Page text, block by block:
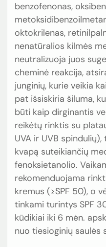
benzofenonas,
oktokrilenas,
nenatūralios kilmės
neutralizuoja juos
cheminė reakcija,
junginių, kurie veikia
pat išsiskiria šiluma,
būti kaip dirginantis
reikėtų rinktis su
UVA ir UVB
kvapą suteikiančių
fenoksietanolio.
rekomenduojama
kremus (≥SPF 50), o
tinkami turintys SPF
kūdikiai iki 6 mėn.
nuo tiesioginių saulės